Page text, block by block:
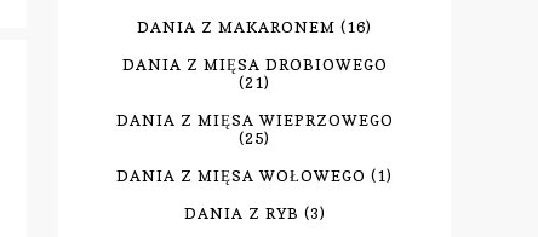
DANIA Z MAKARONEM (16)
DANIA Z MIĘSA DROBIOWEGO
(21)
DANIA Z MIĘSA WIEPRZOWEGO
(25)
DANIA Z MIĘSA WOŁOWEGO (1)
DANIA Z RYB (3)